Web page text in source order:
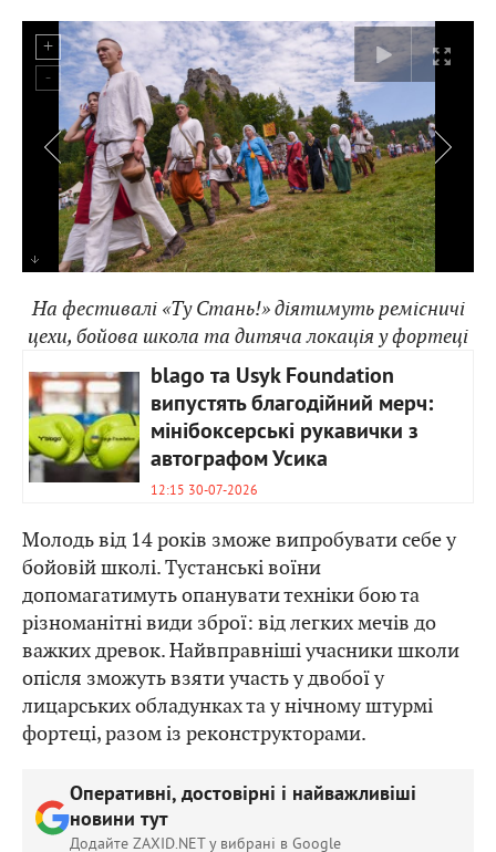
На фестивалі «Ту Cтань!» діятимуть ремісничі
цехи, бойова школа та дитяча локація у фортеці
blago та Usyk Foundation
випустять благодійний мерч:
мінібоксерські рукавички з
автографом Усика
12:15 30-07-2026
Молодь від 14 років зможе випробувати себе у
бойовій школі. Тустанські воїни
допомагатимуть опанувати техніки бою та
різноманітні види зброї: від легких мечів до
важких древок. Найвправніші учасники школи
опісля зможуть взяти участь у двобої у
лицарських обладунках та у нічному штурмі
фортеці, разом із реконструкторами.
Оперативні, достовірні і найважливіші
новини тут
Додайте ZAXID.NET у вибрані в Google